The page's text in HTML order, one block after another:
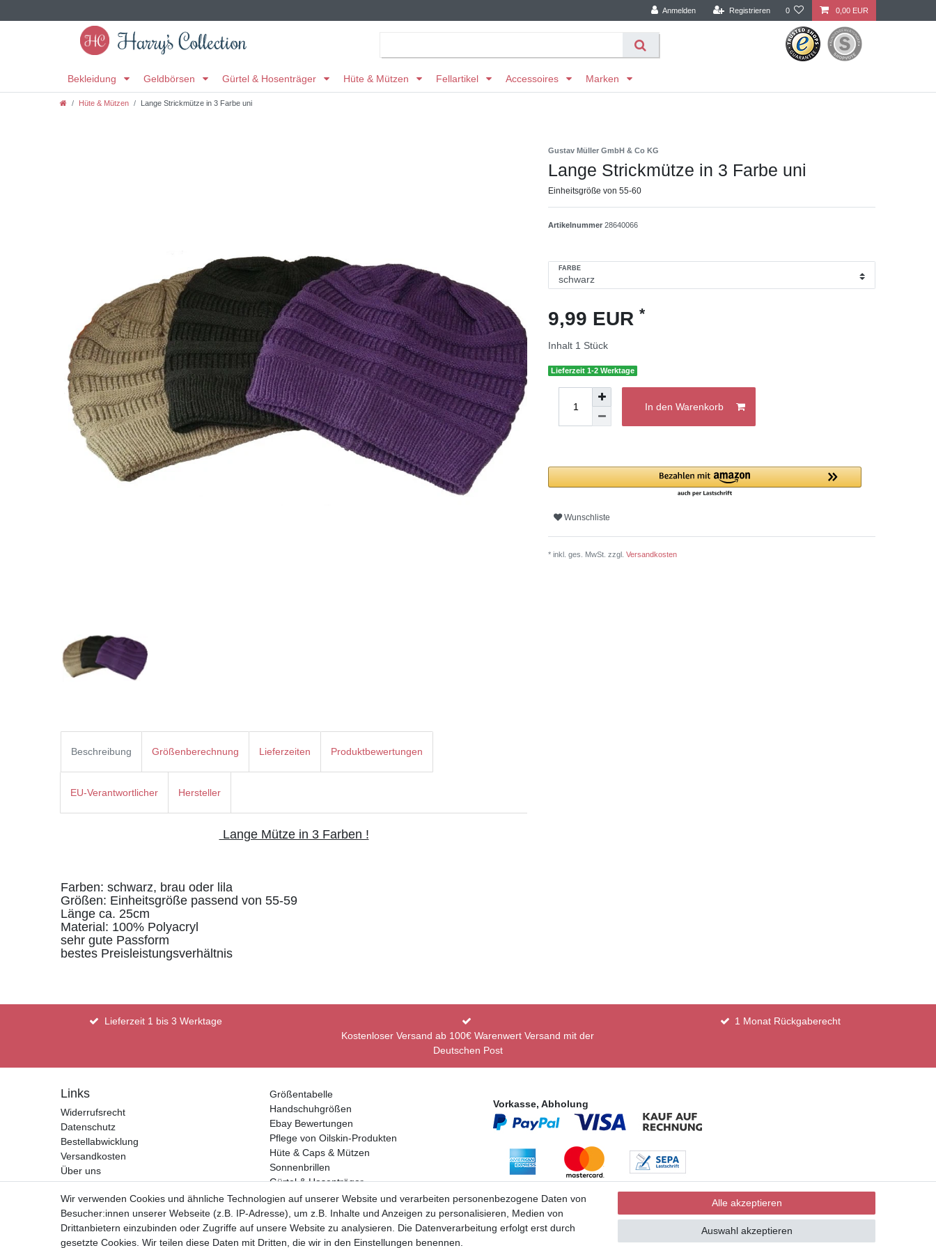
Anmelden Registrieren 0 0,00 EUR
Bekleidung Geldbörsen Gürtel & Hosenträger Hüte & Mützen Fellartikel Accessoires Marken
Hüte & Mützen Lange Strickmütze in 3 Farbe uni
Gustav Müller GmbH & Co KG
Lange Strickmütze in 3 Farbe uni
Einheitsgröße von 55-60
Artikelnummer 28640066
FARBE
9,99 EUR *
Inhalt 1 Stück
Lieferzeit 1-2 Werktage
In den Warenkorb
Wunschliste
* inkl. ges. MwSt. zzgl. Versandkosten
Beschreibung Größenberechnung Lieferzeiten Produktbewertungen
EU-Verantwortlicher Hersteller
Lange Mütze in 3 Farben !
Farben: schwarz, brau oder lila
Größen: Einheitsgröße passend von 55-59
Länge ca. 25cm
Material: 100% Polyacryl
sehr gute Passform
bestes Preisleistungsverhältnis
Lieferzeit 1 bis 3 Werktage
Kostenloser Versand ab 100€ Warenwert Versand mit der
Deutschen Post
1 Monat Rückgaberecht
Links
Widerrufsrecht
Datenschutz
Bestellabwicklung
Versandkosten
Über uns
Kontakt
Impressum
AGB
Vertrag widerrufen
Größentabelle
Handschuhgrößen
Ebay Bewertungen
Pflege von Oilskin-Produkten
Hüte & Caps & Mützen
Sonnenbrillen
Gürtel & Hosenträger
Geldbörsen
Vorkasse, Abholung
Wir verwenden Cookies und ähnliche Technologien auf unserer Website und verarbeiten personenbezogene Daten von
Besucher:innen unserer Webseite (z.B. IP-Adresse), um z.B. Inhalte und Anzeigen zu personalisieren, Medien von
Drittanbietern einzubinden oder Zugriffe auf unsere Website zu analysieren. Die Datenverarbeitung erfolgt erst durch
gesetzte Cookies. Wir teilen diese Daten mit Dritten, die wir in den Einstellungen benennen.
Alle akzeptieren
Auswahl akzeptieren